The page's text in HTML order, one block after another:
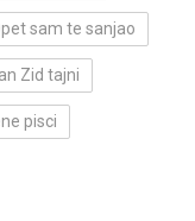
sam te sanjao
Zid tajni
pisci